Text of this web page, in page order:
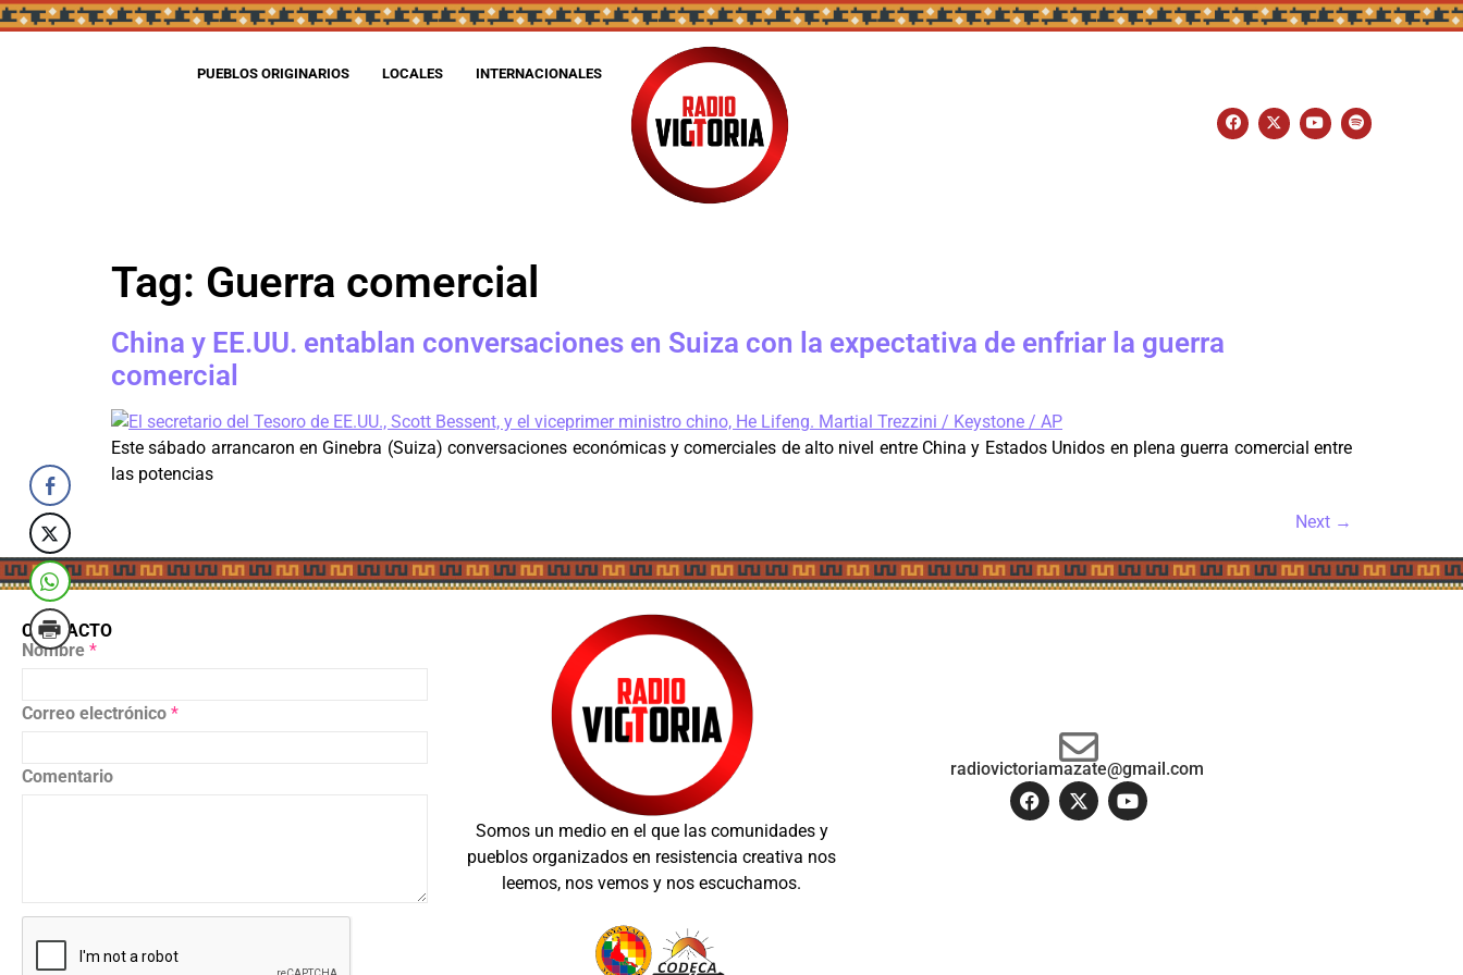
PUEBLOS ORIGINARIOS LOCALES INTERNACIONALES
Tag: Guerra comercial
China y EE.UU. entablan conversaciones en Suiza con la expectativa de enfriar la guerra
comercial
Este sábado arrancaron en Ginebra (Suiza) conversaciones económicas y comerciales de alto nivel entre China y Estados Unidos en plena guerra comercial entre
las potencias
Next →
CONTACTO
Nombre *
Correo electrónico *
Comentario
Somos un medio en el que las comunidades y
pueblos organizados en resistencia creativa nos
leemos, nos vemos y nos escuchamos.
radiovictoriamazate@gmail.com